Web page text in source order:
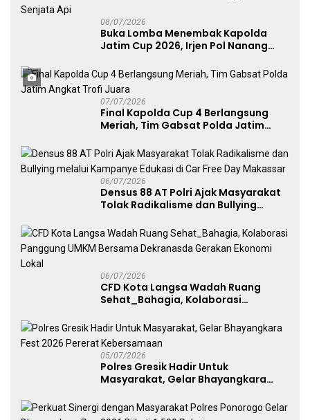
08/07/2026
Buka Lomba Menembak Kapolda
Jatim Cup 2026, Irjen Pol Nanang
Penggunaan Senjata Api
07/07/2026
Final Kapolda Cup 4 Berlangsung
Meriah, Tim Gabsat Polda Jatim
06/07/2026
Densus 88 AT Polri Ajak Masyarakat
Tolak Radikalisme dan Bullying
Free Day Makassar
06/07/2026
CFD Kota Langsa Wadah Ruang
Sehat_Bahagia, Kolaborasi
Dekranasda Gerakan Ekonomi Lokal
05/07/2026
Polres Gresik Hadir Untuk
Masyarakat, Gelar Bhayangkara